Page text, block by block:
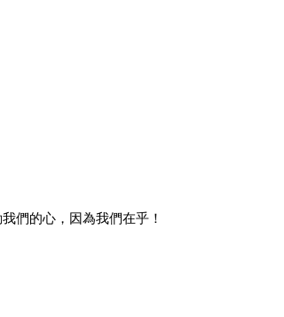
們的心，因為我們在乎！